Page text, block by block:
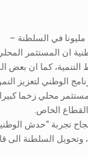
المستثمر المحلي
التنمية، كما ان
الوطني لتعزيز
محلي زخما
الخاص.
تجربة “حدش
وتحويل السلطنة